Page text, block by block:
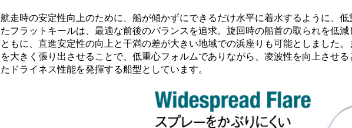
航走時の安定性向上のために、船が傾かずにできるだけ水平に着水するように、
たフラットキールは、最適な前後のバランスを追求。旋回時の船首の取られを低
ともに、直進安定性の向上と干満の差が大きい地域での浜座りも可能としました
を大きく張り出させることで、低重心フォルムでありながら、凌波性を向上させ
たドライネス性能を発揮する船型としています。